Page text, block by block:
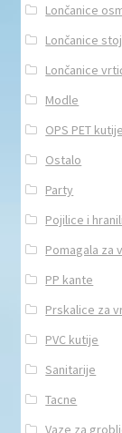
Lončanice
Lončanice
Lončanice
Modle
OPS PET kutije
Ostalo
Party
Pojilice i
Pomagala za
PP kante
Prskalice za
PVC kutije
Sanitarije
Tacne
Vaze za